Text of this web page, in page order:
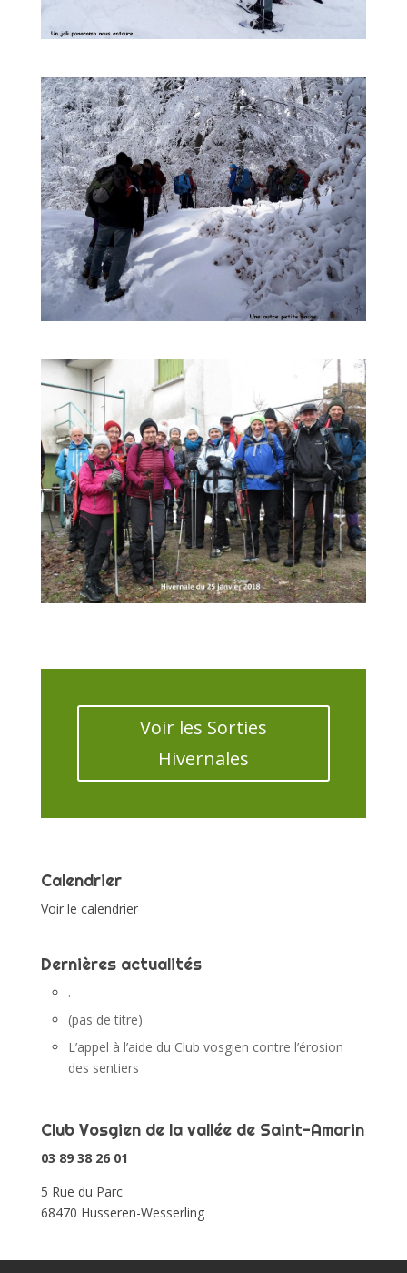
Voir les Sorties
Hivernales
Calendrier
Voir le calendrier
Dernières actualités
.
(pas de titre)
L’appel à l’aide du Club vosgien contre l’érosion
des sentiers
Club Vosgien de la vallée de Saint-Amarin
03 89 38 26 01
5 Rue du Parc
68470 Husseren-Wesserling